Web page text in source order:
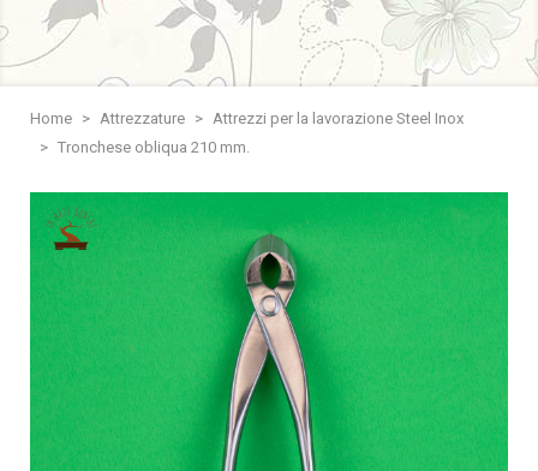
Home Attrezzature
Attrezzi per la lavorazione Steel Inox
Tronchese obliqua 210 mm.